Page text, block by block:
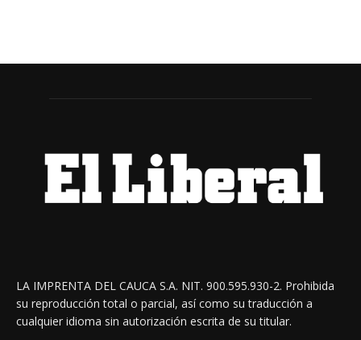
LA IMPRENTA DEL CAUCA S.A. NIT. 900.595.930-2. Prohibida
su reproducción total o parcial, así como su traducción a
cualquier idioma sin autorización escrita de su titular.